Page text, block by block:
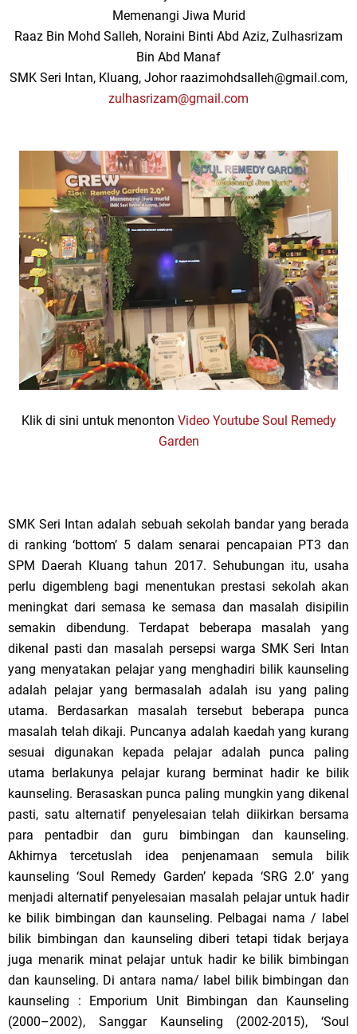
Memenangi Jiwa Murid
Raaz Bin Mohd Salleh, Noraini Binti Abd Aziz, Zulhasrizam
Bin Abd Manaf
SMK Seri Intan, Kluang, Johor raazimohdsalleh@gmail.com,
zulhasrizam@gmail.com
Klik di sini untuk menonton Video Youtube Soul Remedy
Garden
SMK Seri Intan adalah sebuah sekolah bandar yang berada
di ranking ‘bottom’ 5 dalam senarai pencapaian PT3 dan
SPM Daerah Kluang tahun 2017. Sehubungan itu, usaha
perlu digembleng bagi menentukan prestasi sekolah akan
meningkat dari semasa ke semasa dan masalah disipilin
semakin dibendung. Terdapat beberapa masalah yang
dikenal pasti dan masalah persepsi warga SMK Seri Intan
yang menyatakan pelajar yang menghadiri bilik kaunseling
adalah pelajar yang bermasalah adalah isu yang paling
utama. Berdasarkan masalah tersebut beberapa punca
masalah telah dikaji. Puncanya adalah kaedah yang kurang
sesuai digunakan kepada pelajar adalah punca paling
utama berlakunya pelajar kurang berminat hadir ke bilik
kaunseling. Berasaskan punca paling mungkin yang dikenal
pasti, satu alternatif penyelesaian telah diikirkan bersama
para pentadbir dan guru bimbingan dan kaunseling.
Akhirnya tercetuslah idea penjenamaan semula bilik
kaunseling ‘Soul Remedy Garden’ kepada ‘SRG 2.0’ yang
menjadi alternatif penyelesaian masalah pelajar untuk hadir
ke bilik bimbingan dan kaunseling. Pelbagai nama / label
bilik bimbingan dan kaunseling diberi tetapi tidak berjaya
juga menarik minat pelajar untuk hadir ke bilik bimbingan
dan kaunseling. Di antara nama/ label bilik bimbingan dan
kaunseling : Emporium Unit Bimbingan dan Kaunseling
(2000–2002), Sanggar Kaunseling (2002-2015), ‘Soul